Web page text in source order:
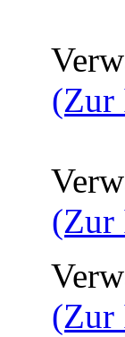
(Zur
(Zur
(Zur